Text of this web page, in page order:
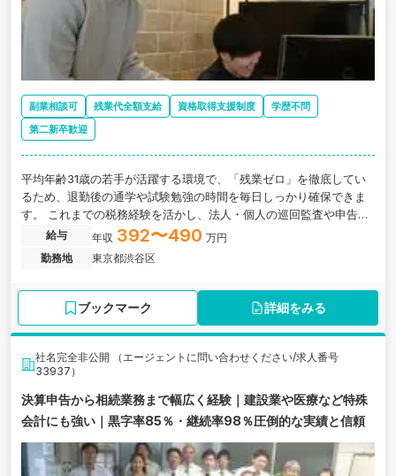
副業相談可 残業代全額支給 資格取得支援制度
学歴不問
第二新卒歓迎
平均年齢31歳の若手が活躍する環境で、「残業ゼロ」を徹底してい
るため、退勤後の通学や試験勉強の時間を毎日しっかり確保できま
す。 これまでの税務経験を活かし、法人・個人の巡回監査や申告書
作成といった、税務会計スタッフとしての業務をお任せします。 ま
ずは無理のない10〜15社程度の担当からスタート。質問しやすい少
数精鋭の環境で安心してステップアップできます。
給与 年収 392〜490 万円
勤務地
東京都渋谷区
ブックマーク 詳細をみる
社名完全非公開 （エージェントに問い合わせください/求人番号
33937）
決算申告から相続業務まで幅広く経験｜建設業や医療など特殊
会計にも強い｜黒字率85％・継続率98％圧倒的な実績と信頼